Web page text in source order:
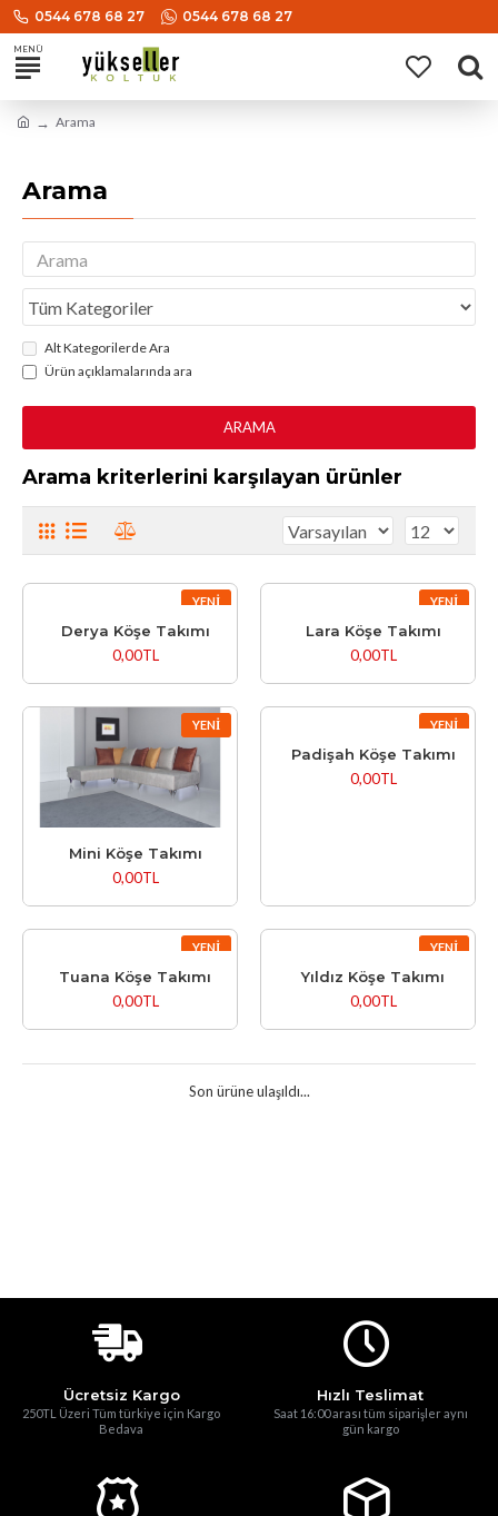
0544 678 68 27 0544 678 68 27
Arama
Arama
Alt Kategorilerde Ara
Ürün açıklamalarında ara
ARAMA
Arama kriterlerini karşılayan ürünler
YENI
Derya Köşe Takımı
0,00TL
YENI
Lara Köşe Takımı
0,00TL
YENI
Mini Köşe Takımı
0,00TL
YENI
Padişah Köşe Takımı
0,00TL
YENI
Tuana Köşe Takımı
0,00TL
YENI
Yıldız Köşe Takımı
0,00TL
Son ürüne ulaşıldı...
Ücretsiz Kargo
250TL Üzeri Tüm türkiye için Kargo
Bedava
Hızlı Teslimat
Saat 16:00 arası tüm siparişler aynı
gün kargo